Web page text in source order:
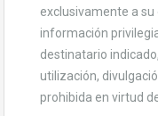
exclusivamente a
información
destinatario
utilización,
prohibida en virtud